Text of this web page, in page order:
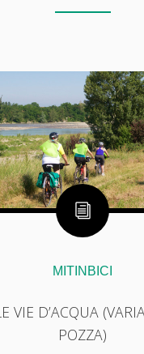
MITINBICI
VIE D’ACQUA
POZZA)